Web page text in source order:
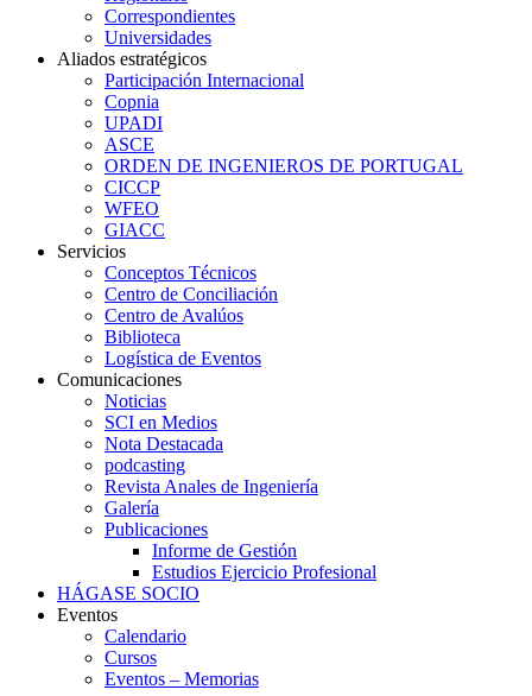
Correspondientes
Universidades
Aliados estratégicos
Participación Internacional
Copnia
UPADI
ASCE
ORDEN DE INGENIEROS DE PORTUGAL
CICCP
WFEO
GIACC
Servicios
Conceptos Técnicos
Centro de Conciliación
Centro de Avalúos
Biblioteca
Logística de Eventos
Comunicaciones
Noticias
SCI en Medios
Nota Destacada
podcasting
Revista Anales de Ingeniería
Galería
Publicaciones
Informe de Gestión
Estudios Ejercicio Profesional
HÁGASE SOCIO
Eventos
Calendario
Cursos
Eventos – Memorias